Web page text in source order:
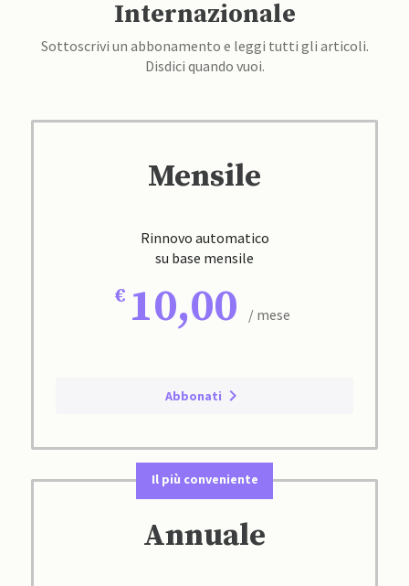
Internazionale
Sottoscrivi un abbonamento e leggi tutti gli articoli.
Disdici quando vuoi.
Mensile
Rinnovo automatico
su base mensile
10,00 / mese
Abbonati
Il più conveniente
Annuale